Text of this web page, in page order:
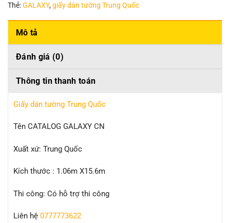
Thẻ:GALAXY,giấy dán tường Trung Quốc
Mô tả
Đánh giá (0)
Thông tin thanh toán
Giấy dán tường Trung Quốc
Tên CATALOG GALAXY CN
Xuất xứ: Trung Quốc
Kích thước : 1.06m X15.6m
Thi công: Có hỗ trợ thi công
Liên hệ 0777773622